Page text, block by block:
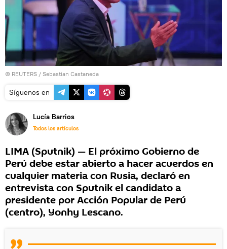
© REUTERS / Sebastian Castaneda
Síguenos en
Lucía Barrios
Todos los artículos
LIMA (Sputnik) — El próximo Gobierno de
Perú debe estar abierto a hacer acuerdos en
cualquier materia con Rusia, declaró en
entrevista con Sputnik el candidato a
presidente por Acción Popular de Perú
(centro), Yonhy Lescano.